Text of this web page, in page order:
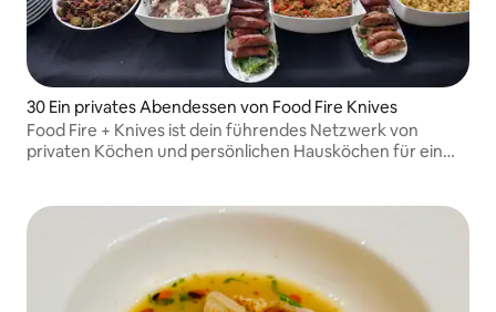
30 Ein privates Abendessen von Food Fire Knives
Food Fire + Knives ist dein führendes Netzwerk von
privaten Köchen und persönlichen Hausköchen für ein